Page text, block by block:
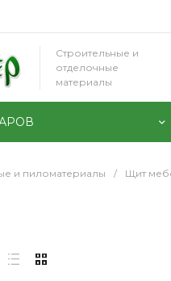
Строительные и
отделочные
материалы
и пиломатериалы / Щит